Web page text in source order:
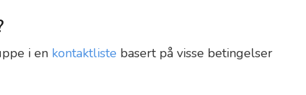
i en kontaktliste basert på visse betingelser